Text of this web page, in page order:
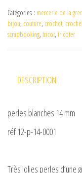
Catégories : mercerie de la
bijou, couture, crochet,
scrapbooking, tricot, tricoter
DESCRIPTION
perles blanches 14 mm
réf 12-p-14-0001
Très jolies perles d’une